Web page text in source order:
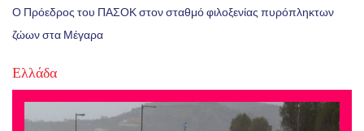
Ο Πρόεδρος του ΠΑΣΟΚ στον σταθμό φιλοξενίας πυρόπληκτων
ζώων στα Μέγαρα
Ελλάδα